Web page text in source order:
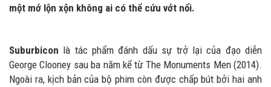
một mớ lộn xộn không ai có thể cứu vớt nổi.
Suburbicon là tác phẩm đánh dấu sự trở lại của đạo diễn
George Clooney sau ba năm kể từ The Monuments Men (2014).
Ngoài ra, kịch bản của bộ phim còn được chấp bút bởi hai anh